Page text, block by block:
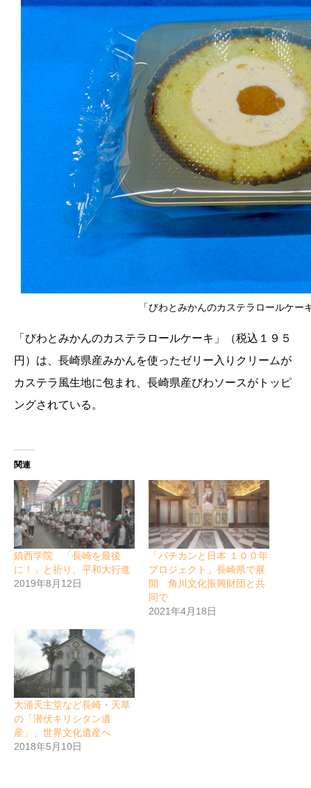
「びわとみかんのカステラロールケー
「びわとみかんのカステラロールケーキ」（税込１９５
円）は、長崎県産みかんを使ったゼリー入りクリームが
カステラ風生地に包まれ、長崎県産びわソースがトッピ
ングされている。
関連
鎮西学院 「長崎を最後
に！」と祈り、平和大行進
2019年8月12日
「バチカンと日本 １００年
プロジェクト」長崎県で展
開 角川文化振興財団と共
同で
2021年4月18日
大浦天主堂など長崎・天草
の「潜伏キリシタン遺
産」、世界文化遺産へ
2018年5月10日